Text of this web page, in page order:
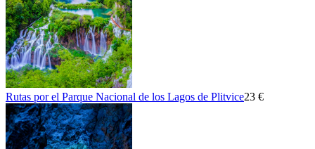
Rutas por el Parque Nacional de los Lagos de Plitvice23 €